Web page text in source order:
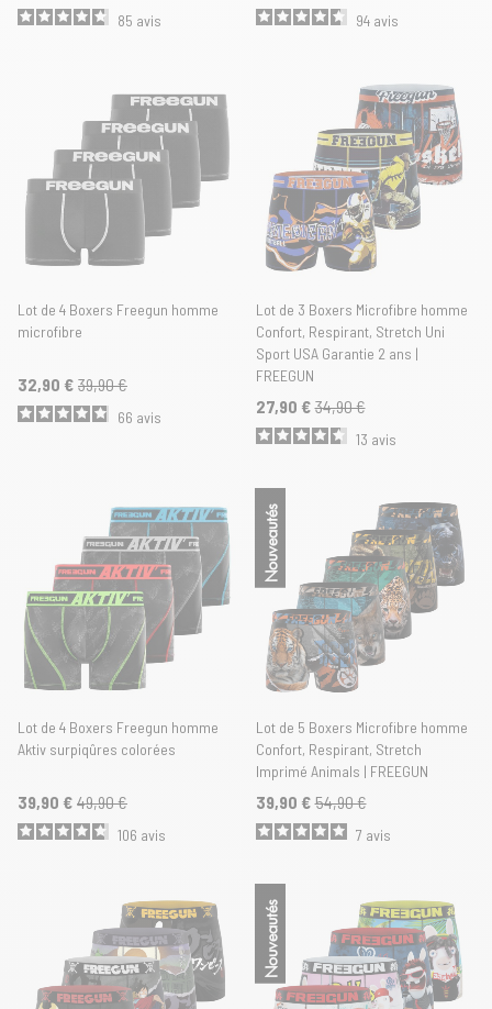
85 avis 94 avis
Lot de 4 Boxers Freegun homme
microfibre
32,90 € 39,90 €
66 avis
Lot de 3 Boxers Microfibre homme
Confort, Respirant, Stretch Uni
Sport USA Garantie 2 ans |
FREEGUN
27,90 € 34,90 €
13 avis
Lot de 4 Boxers Freegun homme
Aktiv surpiqûres colorées
39,90 € 49,90 €
106 avis
Nouveautés
Lot de 5 Boxers Microfibre homme
Confort, Respirant, Stretch
Imprimé Animals | FREEGUN
39,90 € 54,90 €
7 avis
Nouveautés